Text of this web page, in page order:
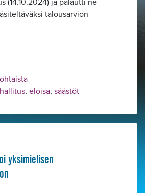
talousarvion
, eloisa, säästöt
yksimielisen